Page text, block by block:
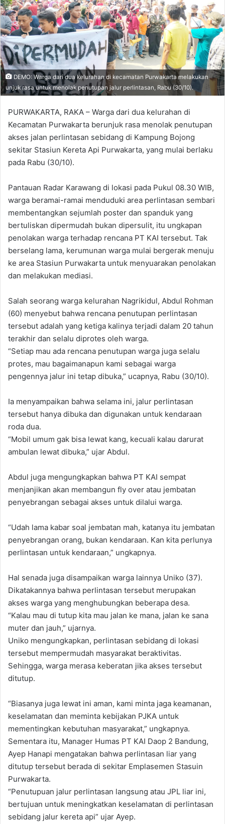
DEMO: Warga dari dua kelurahan di kecamatan Purwakarta melakukan
unjuk rasa untuk menolak penutupan jalur perlintasan, Rabu (30/10).
PURWAKARTA, RAKA – Warga dari dua kelurahan di
Kecamatan Purwakarta berunjuk rasa menolak penutupan
akses jalan perlintasan sebidang di Kampung Bojong
sekitar Stasiun Kereta Api Purwakarta, yang mulai berlaku
pada Rabu (30/10).
Pantauan Radar Karawang di lokasi pada Pukul 08.30 WIB,
warga beramai-ramai menduduki area perlintasan sembari
membentangkan sejumlah poster dan spanduk yang
bertuliskan dipermudah bukan dipersulit, itu ungkapan
penolakan warga terhadap rencana PT KAI tersebut. Tak
berselang lama, kerumunan warga mulai bergerak menuju
ke area Stasiun Purwakarta untuk menyuarakan penolakan
dan melakukan mediasi.
Salah seorang warga kelurahan Nagrikidul, Abdul Rohman
(60) menyebut bahwa rencana penutupan perlintasan
tersebut adalah yang ketiga kalinya terjadi dalam 20 tahun
terakhir dan selalu diprotes oleh warga.
“Setiap mau ada rencana penutupan warga juga selalu
protes, mau bagaimanapun kami sebagai warga
pengennya jalur ini tetap dibuka,” ucapnya, Rabu (30/10).
Ia menyampaikan bahwa selama ini, jalur perlintasan
tersebut hanya dibuka dan digunakan untuk kendaraan
roda dua.
“Mobil umum gak bisa lewat kang, kecuali kalau darurat
ambulan lewat dibuka,” ujar Abdul.
Abdul juga mengungkapkan bahwa PT KAI sempat
menjanjikan akan membangun fly over atau jembatan
penyebrangan sebagai akses untuk dilalui warga.
“Udah lama kabar soal jembatan mah, katanya itu jembatan
penyebrangan orang, bukan kendaraan. Kan kita perlunya
perlintasan untuk kendaraan,” ungkapnya.
Hal senada juga disampaikan warga lainnya Uniko (37).
Dikatakannya bahwa perlintasan tersebut merupakan
akses warga yang menghubungkan beberapa desa.
“Kalau mau di tutup kita mau jalan ke mana, jalan ke sana
muter dan jauh,” ujarnya.
Uniko mengungkapkan, perlintasan sebidang di lokasi
tersebut mempermudah masyarakat beraktivitas.
Sehingga, warga merasa keberatan jika akses tersebut
ditutup.
“Biasanya juga lewat ini aman, kami minta jaga keamanan,
keselamatan dan meminta kebijakan PJKA untuk
mementingkan kebutuhan masyarakat,” ungkapnya.
Sementara itu, Manager Humas PT KAI Daop 2 Bandung,
Ayep Hanapi mengatakan bahwa perlintasan liar yang
ditutup tersebut berada di sekitar Emplasemen Stasuin
Purwakarta.
“Penutupuan jalur perlintasan langsung atau JPL liar ini,
bertujuan untuk meningkatkan keselamatan di perlintasan
sebidang jalur kereta api” ujar Ayep.